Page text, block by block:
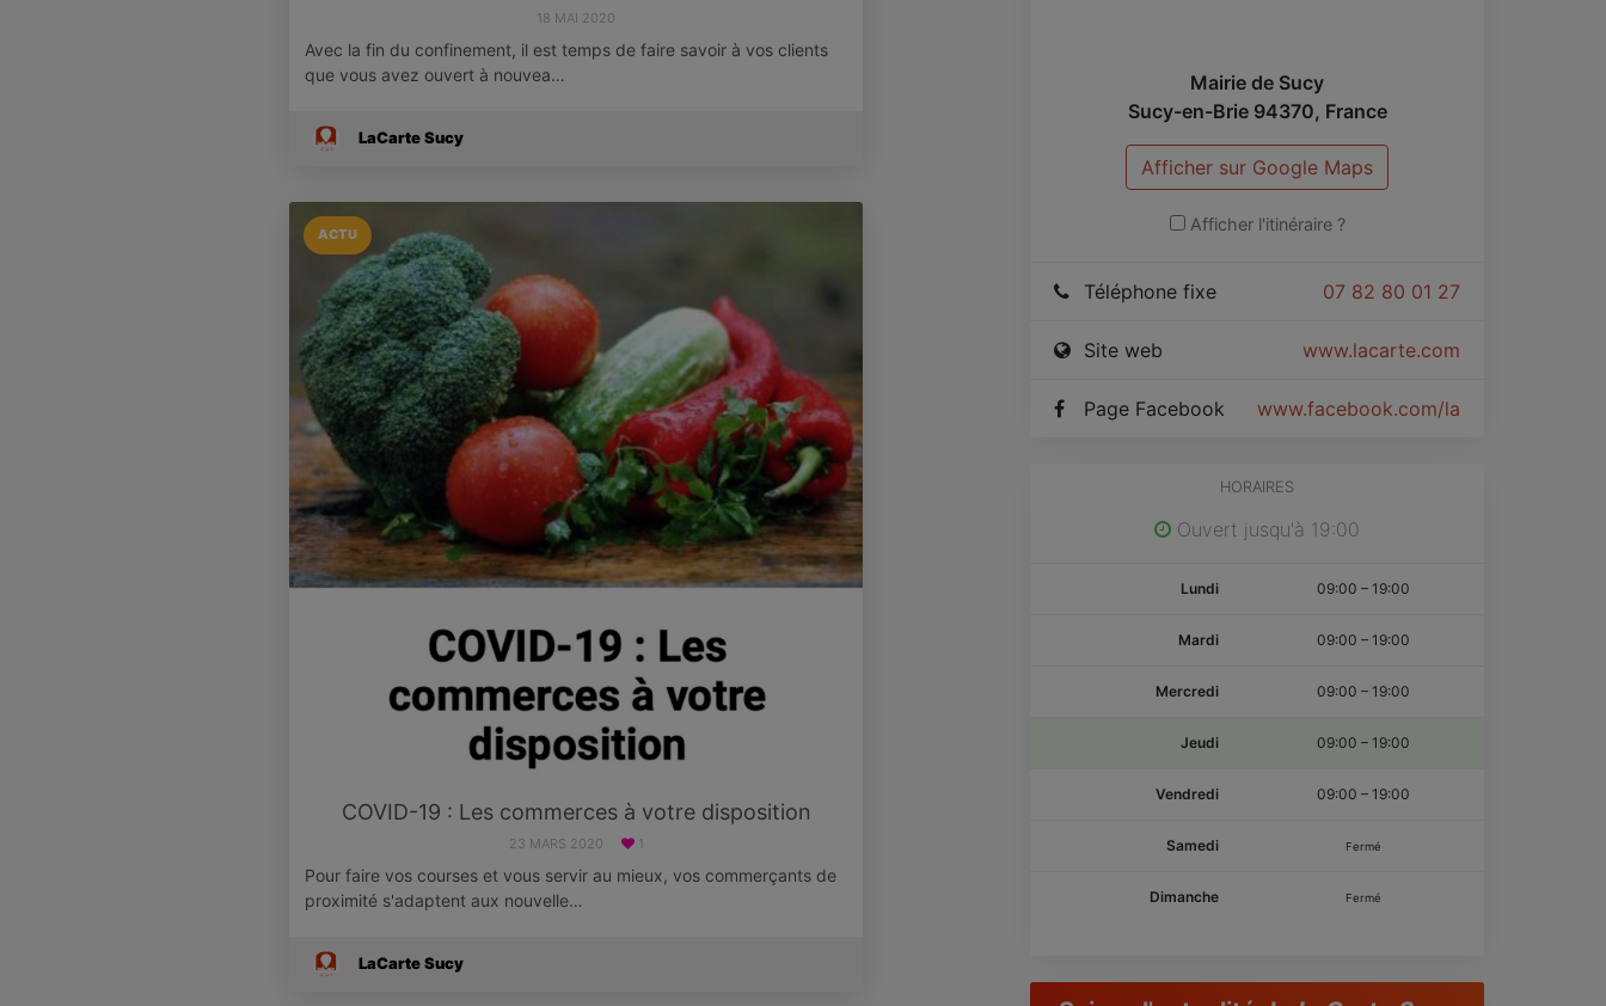
18 MAI 2020
Avec la fin du confinement, il est temps de faire savoir à vos clients
que vous avez ouvert à nouvea…
LaCarte Sucy
ACTU
COVID-19 : Les commerces à votre disposition
23 MARS 2020 1
Pour faire vos courses et vous servir au mieux, vos commerçants de
proximité s'adaptent aux nouvelle…
LaCarte Sucy
Mairie de Sucy
Sucy-en-Brie 94370, France
Afficher sur Google Maps
Afficher l'itinéraire ?
07 82 80 01 27
Téléphone fixe
www.lacarte.com
Site web
www.facebook.com/lacarte/
Page Facebook
HORAIRES
Ouvert jusqu'à 19:00
Lundi 09:00 – 19:00
Mardi 09:00 – 19:00
Mercredi 09:00 – 19:00
Jeudi 09:00 – 19:00
Vendredi 09:00 – 19:00
Samedi Fermé
Dimanche Fermé